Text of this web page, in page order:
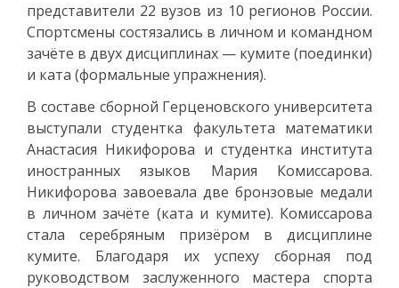
представители 22 вузов из 10 регионов России.
Спортсмены состязались в личном и командном
зачёте в двух дисциплинах — кумите (поединки)
и ката (формальные упражнения).
В составе сборной Герценовского университета
выступали студентка факультета математики
Анастасия Никифорова и студентка института
иностранных языков Мария Комиссарова.
Никифорова завоевала две бронзовые медали
в личном зачёте (ката и кумите). Комиссарова
стала серебряным призёром в дисциплине
кумите. Благодаря их успеху сборная под
руководством заслуженного мастера спорта